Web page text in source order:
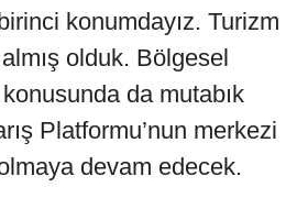
konumdayız. Turizm
olduk. Bölgesel
da mutabık
Platformu’nun merkezi
devam edecek.